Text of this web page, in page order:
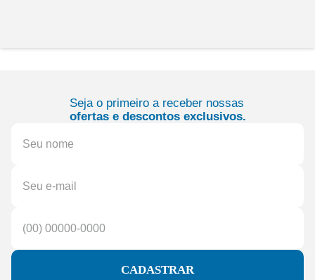
Seja o primeiro a receber nossas
ofertas e descontos exclusivos.
CADASTRAR